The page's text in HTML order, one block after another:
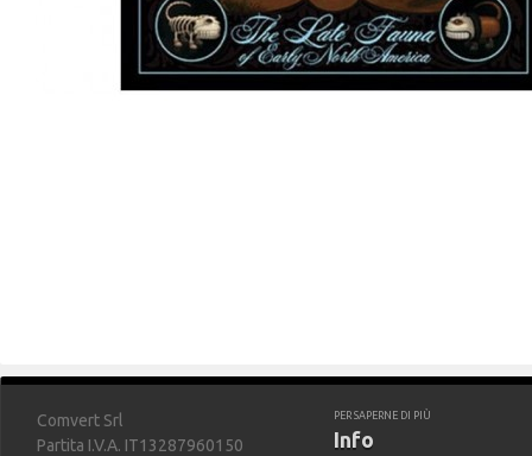
Comvert Srl
Partita I.V.A. IT13287960150
PER SAPERNE DI PIÙ
Info